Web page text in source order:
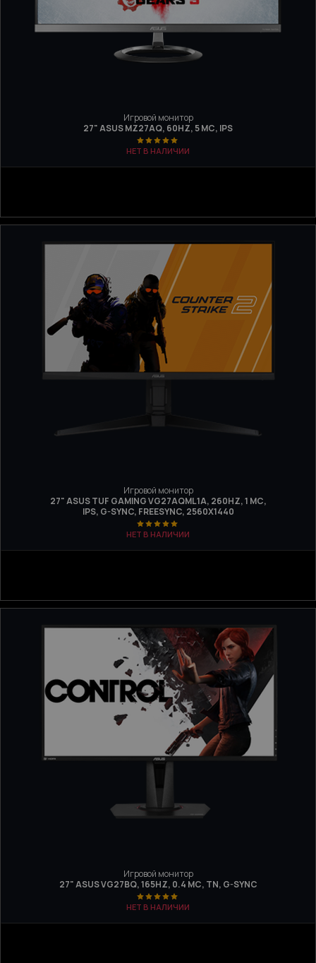
Игровой монитор
27" ASUS MZ27AQ, 60HZ, 5 МС, IPS
НЕТ В НАЛИЧИИ
Игровой монитор
27" ASUS TUF GAMING VG27AQML1A, 260HZ, 1 МС,
IPS, G-SYNC, FREESYNC, 2560Х1440
НЕТ В НАЛИЧИИ
Игровой монитор
27" ASUS VG27BQ, 165HZ, 0.4 МС, TN, G-SYNC
НЕТ В НАЛИЧИИ